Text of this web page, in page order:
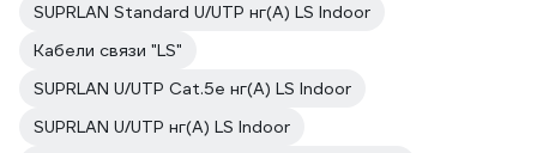
SUPRLAN Standard U/UTP нг(А) LS Indoor
Кабели связи "LS"
SUPRLAN U/UTP Cat.5e нг(А) LS Indoor
SUPRLAN U/UTP нг(А) LS Indoor